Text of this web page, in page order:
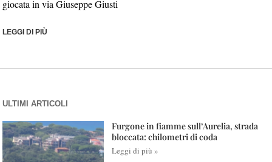
giocata in via Giuseppe Giusti
LEGGI DI PIÙ
ULTIMI ARTICOLI
Furgone in fiamme sull’Aurelia, strada
bloccata: chilometri di coda
Leggi di più »